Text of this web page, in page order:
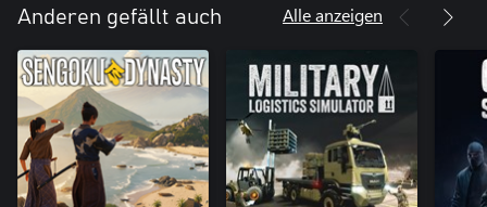
Anderen gefällt auch Alle anzeigen